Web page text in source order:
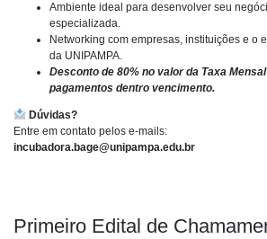
Ambiente ideal para desenvolver seu
especializada.
Networking com empresas, instituições e o
da UNIPAMPA.
Desconto de 80% no valor da Taxa
pagamentos dentro vencimento.
Dúvidas?
Entre em contato pelos e-mails:
incubadora.bage@unipampa.edu.br
Primeiro Edital de